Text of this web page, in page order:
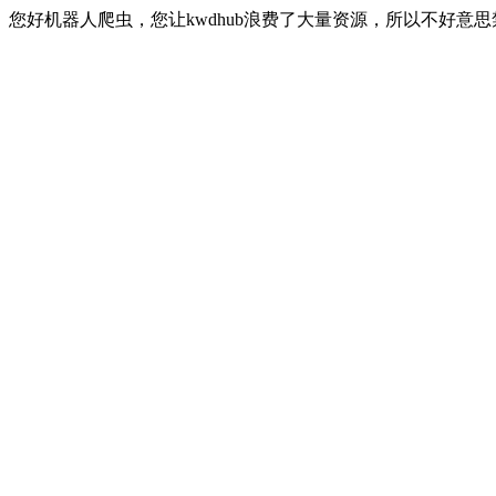
您好机器人爬虫，您让kwdhub浪费了大量资源，所以不好意思